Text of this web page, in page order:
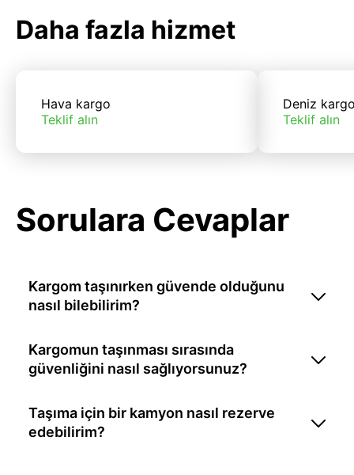
Daha fazla hizmet
Hava kargo
Teklif alın
Deniz
Teklif alın
Sorulara Cevaplar
Kargom taşınırken güvende olduğunu
nasıl bilebilirim?
Kargomun taşınması sırasında
güvenliğini nasıl sağlıyorsunuz?
Taşıma için bir kamyon nasıl rezerve
edebilirim?